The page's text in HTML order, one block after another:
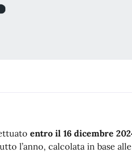
entro il 16 dicembre
l’anno, calcolata in base